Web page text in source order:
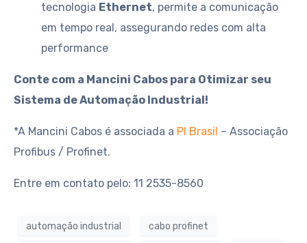
tecnologia Ethernet, permite a comunicação
em tempo real, assegurando redes com alta
performance
Conte com a Mancini Cabos para Otimizar seu
Sistema de Automação Industrial!
*A Mancini Cabos é associada a PI Brasil – Associação
Profibus / Profinet.
Entre em contato pelo: 11 2535-8560
automação industrial cabo profinet